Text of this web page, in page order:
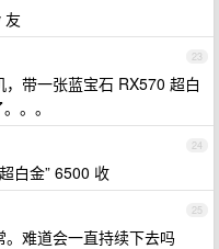
友
23
带一张蓝宝石 RX570 超白
。。
24
白金” 6500 收
25
。难道会一直持续下去吗